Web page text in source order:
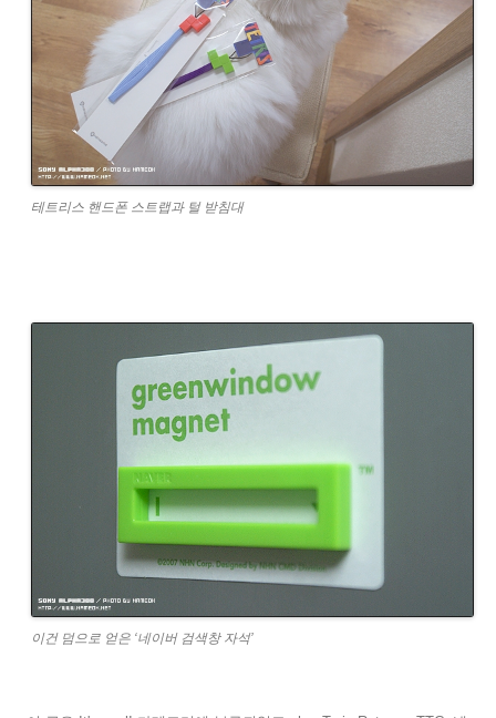
테트리스 핸드폰 스트랩과 털 받침대
이건 덤으로 얻은 ‘네이버 검색창 자석’